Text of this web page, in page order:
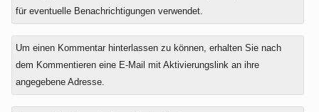
für eventuelle Benachrichtigungen verwendet.
Um einen Kommentar hinterlassen zu können, erhalten Sie nach
dem Kommentieren eine E-Mail mit Aktivierungslink an ihre
angegebene Adresse.